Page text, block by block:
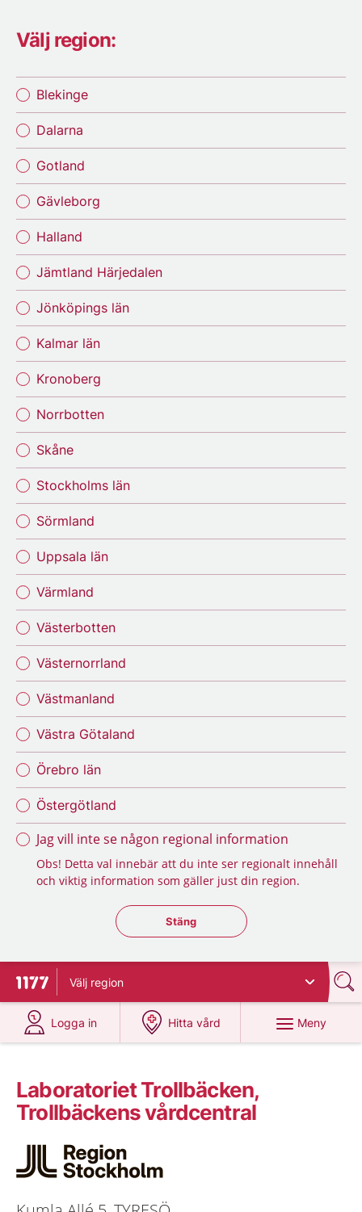
Välj region:
Blekinge
Dalarna
Gotland
Gävleborg
Halland
Jämtland Härjedalen
Jönköpings län
Kalmar län
Kronoberg
Norrbotten
Skåne
Stockholms län
Sörmland
Uppsala län
Värmland
Västerbotten
Västernorrland
Västmanland
Västra Götaland
Örebro län
Östergötland
Jag vill inte se någon regional information
Obs! Detta val innebär att du inte ser regionalt innehåll
och viktig information som gäller just din region.
Stäng regionsväljaren
Stäng
Till startsidan för 1177
Välj region
Logga in
på 1177.se
Hitta vård
på 1177.se
Meny
Laboratoriet Trollbäcken,
Trollbäckens vårdcentral